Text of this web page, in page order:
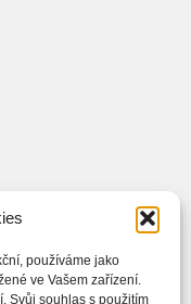
používáme jako
ve Vašem zařízení.
Svůj souhlas s použitím